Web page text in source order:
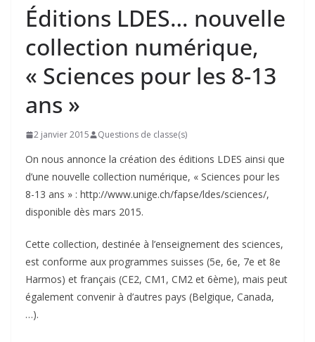
Éditions LDES… nouvelle
collection numérique,
« Sciences pour les 8-13
ans »
2 janvier 2015 Questions de classe(s)
On nous annonce la création des éditions LDES ainsi que
d’une nouvelle collection numérique, « Sciences pour les
8-13 ans » : http://www.unige.ch/fapse/ldes/sciences/,
disponible dès mars 2015.
Cette collection, destinée à l’enseignement des sciences,
est conforme aux programmes suisses (5e, 6e, 7e et 8e
Harmos) et français (CE2, CM1, CM2 et 6ème), mais peut
également convenir à d’autres pays (Belgique, Canada,
…).